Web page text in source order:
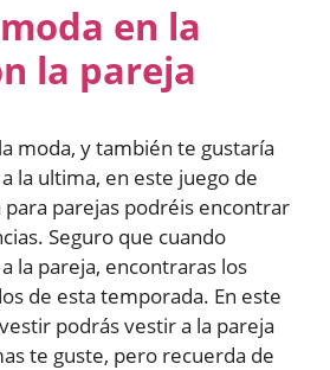
en la
la pareja
moda, y también te gustaría
la ultima, en este juego de
parejas podréis encontrar
Seguro que cuando
la pareja, encontraras los
de esta temporada. En este
podrás vestir a la pareja
te guste, pero recuerda de